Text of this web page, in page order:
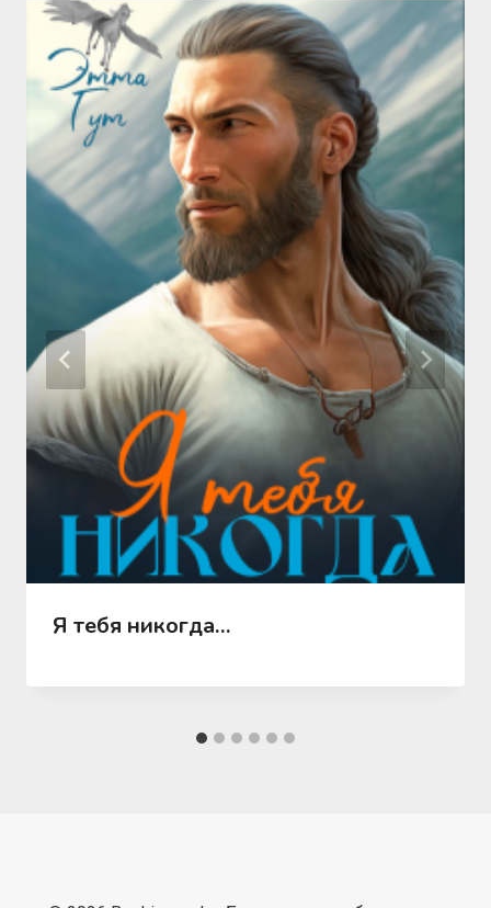
Я тебя никогда…